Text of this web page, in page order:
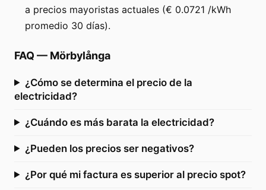
a precios mayoristas actuales (€ 0.0721 /kWh
promedio 30 días).
FAQ — Mörbylånga
¿Cómo se determina el precio de la
electricidad?
¿Cuándo es más barata la electricidad?
¿Pueden los precios ser negativos?
¿Por qué mi factura es superior al precio spot?